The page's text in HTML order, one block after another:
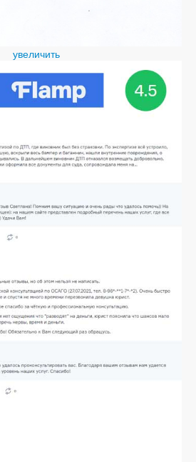
увеличить